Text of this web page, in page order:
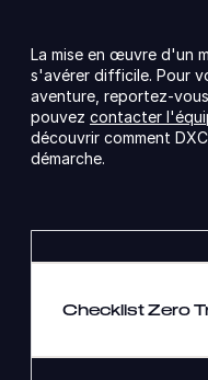
La mise en œuvre d'un
s'avérer difficile. Pour
aventure, reportez-
pouvez contacter
découvrir comment
démarche.
Checklist